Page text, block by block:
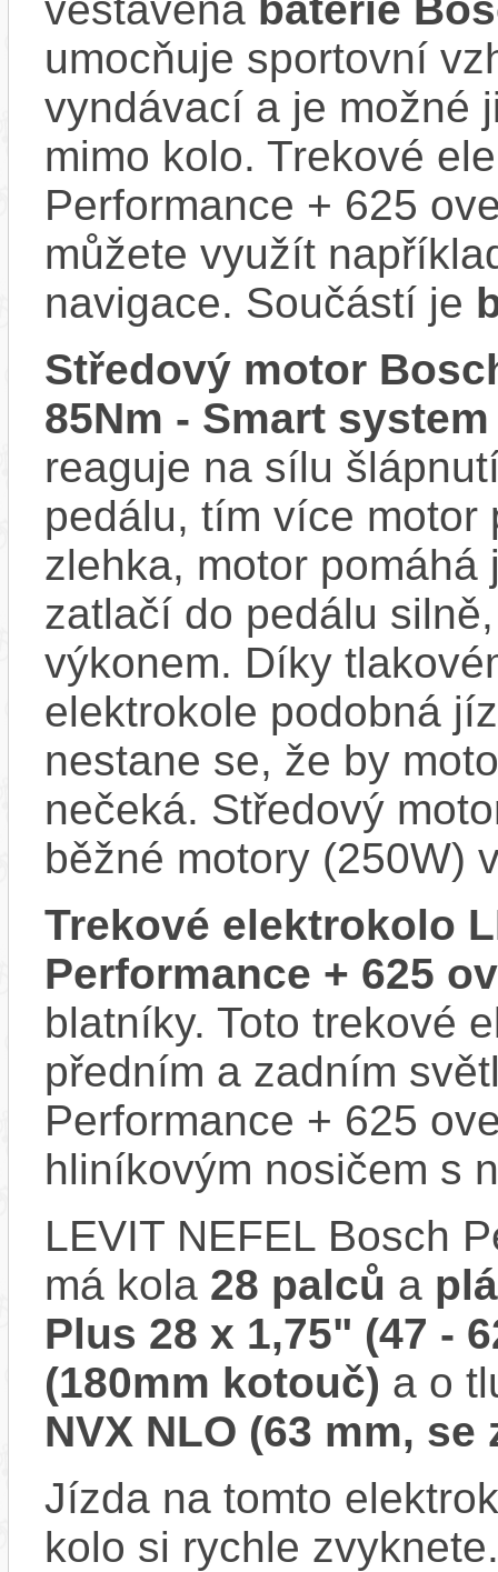
umocňuje sportovní
vyndávací a je možné
mimo kolo. Trekové
Performance + 625
můžete využít
navigace. Součástí je
Středový motor
85Nm - Smart system
reaguje na sílu
pedálu, tím více motor
zlehka, motor
zatlačí do pedálu
výkonem. Díky
elektrokole podobná
nestane se, že by
nečeká. Středový
běžné motory (250W)
Trekové elektrokolo
Performance + 625
blatníky. Toto trekové
předním a zadním
Performance + 625
hliníkovým nosičem s
LEVIT NEFEL Bosch
má kola 28 palců a
Plus 28 x 1,75" (47 -
(180mm kotouč) a o
NVX NLO (63 mm,
Jízda na tomto
kolo si rychle zvyknete.